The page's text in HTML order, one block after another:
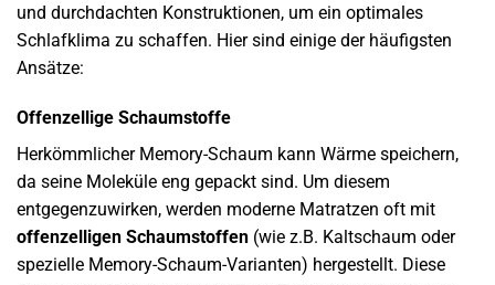
und durchdachten Konstruktionen, um ein optimales
Schlafklima zu schaffen. Hier sind einige der häufigsten
Ansätze:
Offenzellige Schaumstoffe
Herkömmlicher Memory-Schaum kann Wärme speichern,
da seine Moleküle eng gepackt sind. Um diesem
entgegenzuwirken, werden moderne Matratzen oft mit
offenzelligen Schaumstoffen (wie z.B. Kaltschaum oder
spezielle Memory-Schaum-Varianten) hergestellt. Diese